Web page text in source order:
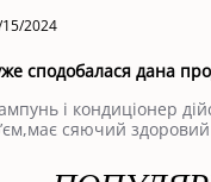
2024
сподобалася дана
і кондиціонер
сяючий